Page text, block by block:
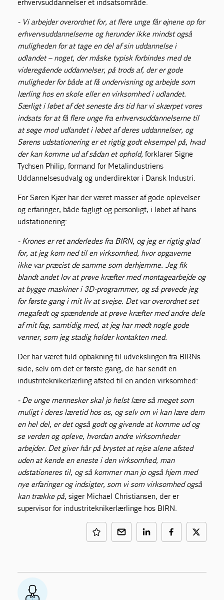
erhvervsuddannelser et indsatsområde.
- Vi arbejder overordnet for, at flere unge får øjnene op for
erhvervsuddannelserne og herunder ikke mindst også
muligheden for at tage en del af sin uddannelse i
udlandet – noget, der måske typisk forbindes med de
videregående uddannelser, på trods af, der er gode
muligheder for både at få undervisning og arbejde som
lærling hos en skole eller en virksomhed i udlandet.
Særligt i løbet af det seneste års tid har vi skærpet vores
indsats for at få flere unge fra erhvervsuddannelserne til
at søge mod udlandet i løbet af deres uddannelser, og
Sørens udstationering er et rigtig godt eksempel på, hvad
der kan komme ud af sådan et ophold, forklarer Signe
Tychsen Philip, formand for Metalindustriens
Uddannelsesudvalg og underdirektør i Dansk Industri.
For Søren Kjær har der været masser af gode oplevelser
og erfaringer, både fagligt og personligt, i løbet af hans
udstationering:
- Krones er ret anderledes fra BIRN, og jeg er rigtig glad
for, at jeg kom ned til en virksomhed, hvor opgaverne
ikke var præcist de samme som derhjemme. Jeg fik
blandt andet lov at prøve kræfter med montagearbejde og
at bygge maskiner i 3D-programmer, og så prøvede jeg
for første gang i mit liv at svejse. Det var overordnet set
megafedt og spændende at prøve kræfter med andre dele
af mit fag, samtidig med, at jeg har mødt nogle gode
venner, som jeg stadig holder kontakten med.
Der har været fuld opbakning til udvekslingen fra BIRNs
side, selv om det er første gang, de har sendt en
industriteknikerlærling afsted til en anden virksomhed:
- De unge mennesker skal jo helst lære så meget som
muligt i deres læretid hos os, og selv om vi kan lære dem
en hel del, er det også godt og givende at komme ud og
se verden og opleve, hvordan andre virksomheder
arbejder. Det giver hår på brystet at rejse alene afsted
uden at kende en eneste i den virksomhed, man
udstationeres til, og så kommer man jo også hjem med
nye erfaringer og indsigter, som vi som virksomhed også
kan trække på, siger Michael Christiansen, der er
supervisor for industriteknikerlærlinge hos BIRN.